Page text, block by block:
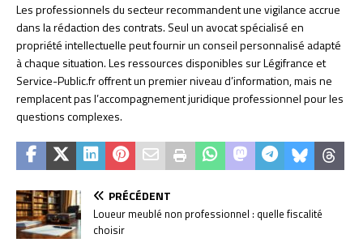
Les professionnels du secteur recommandent une vigilance accrue
dans la rédaction des contrats. Seul un avocat spécialisé en
propriété intellectuelle peut fournir un conseil personnalisé adapté
à chaque situation. Les ressources disponibles sur Légifrance et
Service-Public.fr offrent un premier niveau d’information, mais ne
remplacent pas l’accompagnement juridique professionnel pour les
questions complexes.
PRÉCÉDENT
Loueur meublé non professionnel : quelle fiscalité
choisir